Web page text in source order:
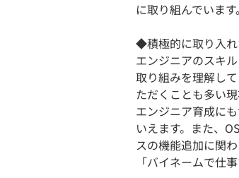
に取り組んでいます。
◆積極的に取り入
エンジニアのスキ
取り組みを理解し
ただくことも多い現
エンジニア育成に
いえます。また、
スの機能追加に関
「バイネームで仕